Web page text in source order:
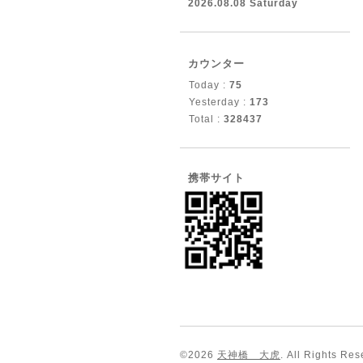
2026.08.08 Saturday
カウンター
Today : 75
Yesterday : 173
Total : 328437
携帯サイト
©2026 天神橋 大虎. All Rights